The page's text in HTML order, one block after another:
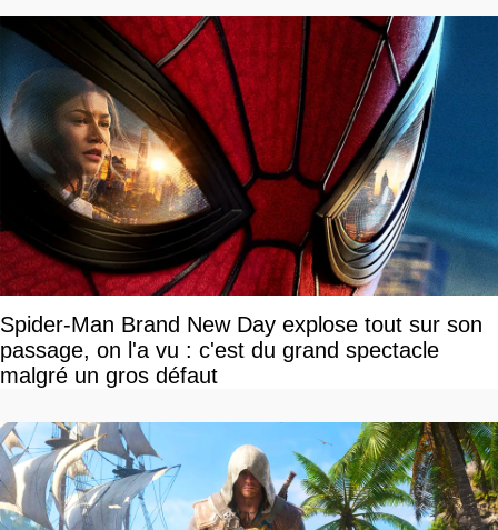
Spider-Man Brand New Day explose tout sur son
passage, on l'a vu : c'est du grand spectacle
malgré un gros défaut